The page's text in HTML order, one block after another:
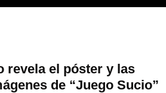
revela el póster y las
de “Juego Sucio”